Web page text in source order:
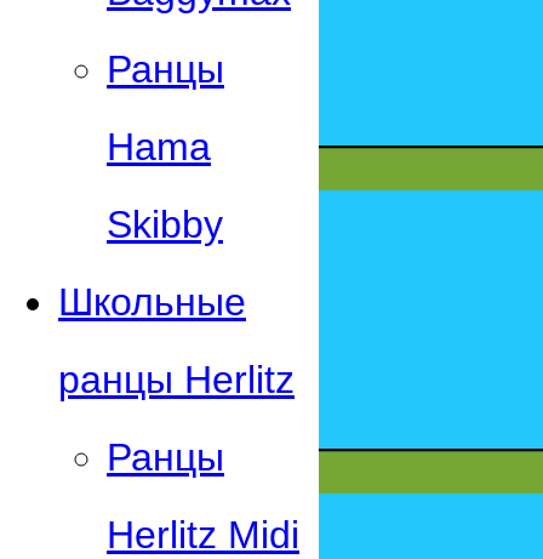
Ранцы
Hama
Skibby
Школьные
ранцы Herlitz
Ранцы
Herlitz Midi